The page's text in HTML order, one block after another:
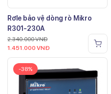
Rơle bảo vệ dòng rò Mikro
R301-230A
2.340.000VNĐ
1.451.000 VNĐ
-38%